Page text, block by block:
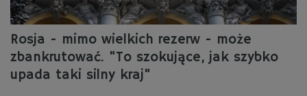
Rosja - mimo wielkich rezerw - może
zbankrutować. "To szokujące, jak szybko
upada taki silny kraj"